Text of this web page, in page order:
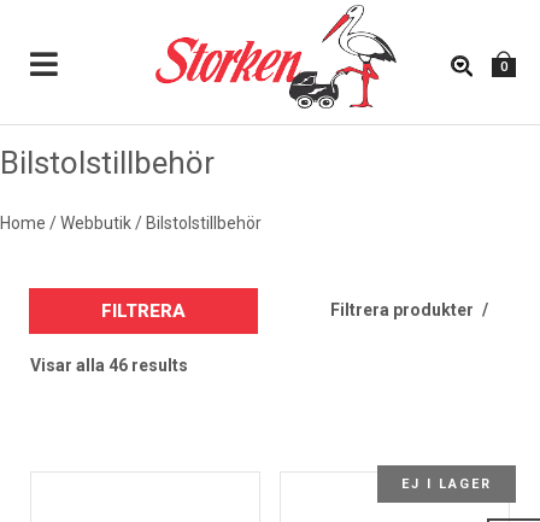
0
Bilstolstillbehör
Home /Webbutik/ Bilstolstillbehör
Filtrera produkter
Visar alla 46 results
EJ I LAGER